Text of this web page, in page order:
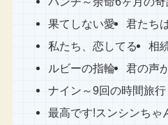
果てしない愛 君たち
私たち、恋してる 相
ルビーの指輪 君の声
ナイン～9回の時間旅
最高です!スンシンち